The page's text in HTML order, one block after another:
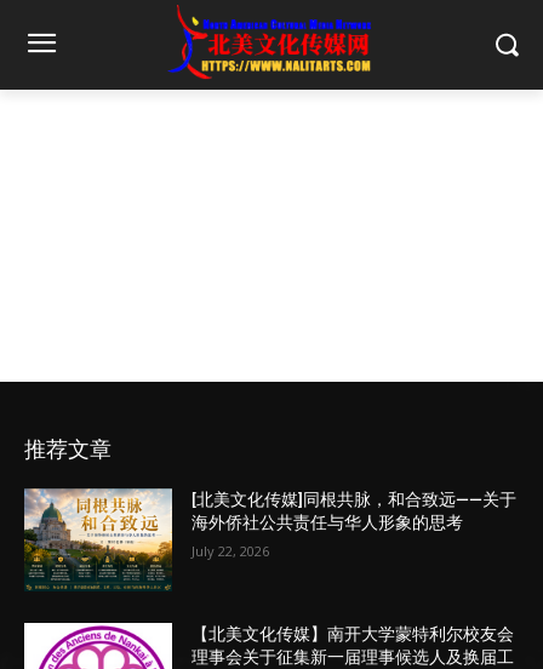
推荐文章
[北美文化传媒]同根共脉，和合致远——关于
海外侨社公共责任与华人形象的思考
July 22, 2026
【北美文化传媒】南开大学蒙特利尔校友会
理事会关于征集新一届理事候选人及换届工